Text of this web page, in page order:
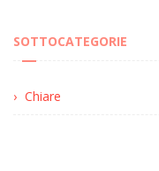
SOTTOCATEGORIE
Chiare